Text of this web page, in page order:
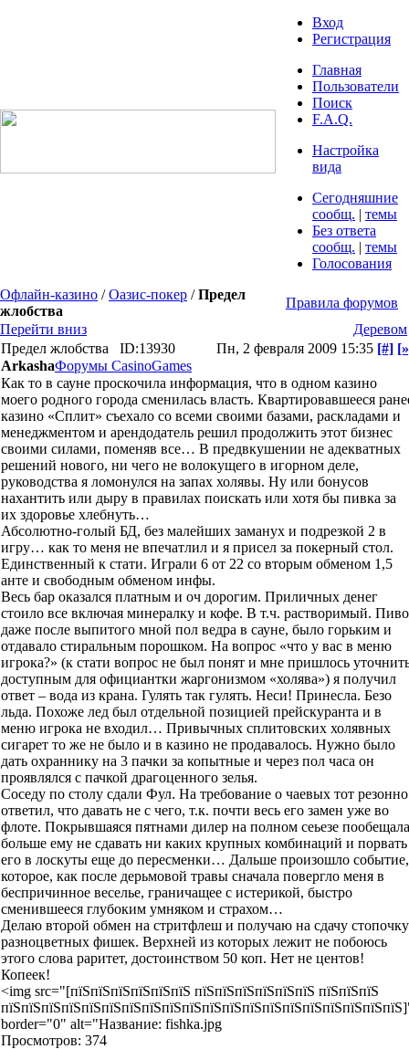
Вход
Регистрация
Главная
Пользователи
Поиск
F.A.Q.
Настройка
вида
Сегодняшние
сообщ. | темы
Без ответа
сообщ. | темы
Голосования
Офлайн-казино /Оазис-покер /Предел
жлобства
Правила форумов
Перейти вниз
Деревом
Предел жлобства
ID:13930 Пн, 2 февраля 2009 15:35 [#]
ArkashaФорумы CasinoGames
Как то в сауне проскочила информация, что в одном казино
моего родного города сменилась власть. Квартировавшееся
казино «Сплит» съехало со всеми своими базами, раскладами и
менеджментом и арендодатель решил продолжить этот бизнес
своими силами, поменяв все… В предвкушении не адекватных
решений нового, ни чего не волокущего в игорном деле,
руководства я ломонулся на запах холявы. Ну или бонусов
нахантить или дыру в правилах поискать или хотя бы пивка за
их здоровье хлебнуть…
Абсолютно-голый БД, без малейших заманух и подрезкой 2 в
игру… как то меня не впечатлил и я присел за покерный стол.
Единственный к стати. Играли 6 от 22 со вторым обменом 1,5
анте и свободным обменом инфы.
Весь бар оказался платным и оч дорогим. Приличных денег
стоило все включая минералку и кофе. В т.ч. растворимый.
даже после выпитого мной пол ведра в сауне, было горьким и
отдавало стиральным порошком. На вопрос «что у вас в меню
игрока?» (к стати вопрос не был понят и мне пришлось
доступным для официантки жаргонизмом «холява») я получил
ответ – вода из крана. Гулять так гулять. Неси! Принесла. Безо
льда. Похоже лед был отдельной позицией прейскуранта и в
меню игрока не входил… Привычных сплитовских холявных
сигарет то же не было и в казино не продавалось. Нужно было
дать охраннику на 3 пачки за копытные и через пол часа он
проявлялся с пачкой драгоценного зелья.
Соседу по столу сдали Фул. На требование о чаевых тот резонно
ответил, что давать не с чего, т.к. почти весь его замен уже во
флоте. Покрывшаяся пятнами дилер на полном сеьезе пообещала
больше ему не сдавать ни каких крупных комбинаций и порвать
его в лоскуты еще до пересменки… Дальше произошло событие,
которое, как после дерьмовой травы сначала повергло меня в
беспричинное веселье, граничащее с истерикой, быстро
сменившееся глубоким умняком и страхом…
Делаю второй обмен на стритфлеш и получаю на сдачу стопочку
разноцветных фишек. Верхней из которых лежит не побоюсь
этого слова раритет, достоинством 50 коп. Нет не центов!
Копеек!
<img src="[пїЅпїЅпїЅпїЅпїЅпїЅ пїЅпїЅпїЅпїЅпїЅпїЅ пїЅпїЅпїЅ
border="0" alt="Название: fishka.jpg
Просмотров: 374